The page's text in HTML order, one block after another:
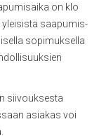
on klo
yleisistä saapumis-
sopimuksella
siivouksesta
asiakas voi